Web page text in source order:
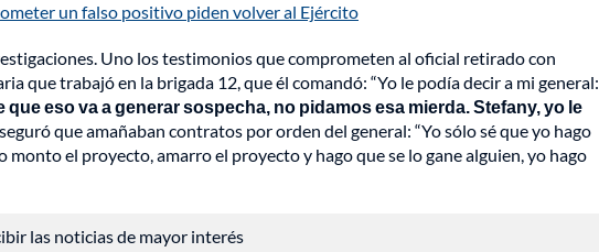
un falso positivo piden volver al Ejército
Uno los testimonios que comprometen al oficial retirado con
que trabajó en la brigada 12, que él comandó: “Yo le podía decir a mi general:
eso va a generar sospecha, no pidamos esa mierda. Stefany, yo le
que amañaban contratos por orden del general: “Yo sólo sé que yo hago
el proyecto, amarro el proyecto y hago que se lo gane alguien, yo hago
las noticias de mayor interés